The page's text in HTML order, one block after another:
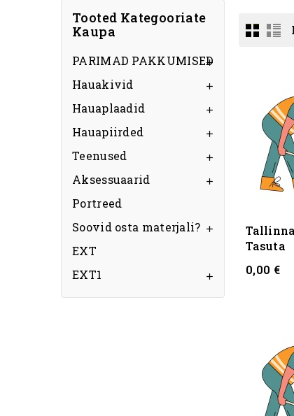
Tooted Kategooriate
Kaupa
PARIMAD PAKKUMISED

Hauakivid 
Hauaplaadid 
Hauapiirded 
Teenused 
Aksessuaarid 
Portreed
Soovid osta materjali? 
EXT
EXT1

Tasuta
0,00 €